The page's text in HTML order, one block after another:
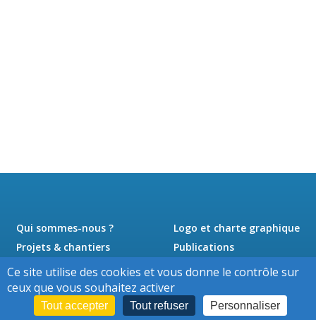
Qui sommes-nous ?
Projets & chantiers
Actualités
Jobs
Logo et charte graphique
Publications
Presse
Contact
Ce site utilise des cookies et vous donne le contrôle sur
ceux que vous souhaitez activer
Tout accepter Tout refuser Personnaliser